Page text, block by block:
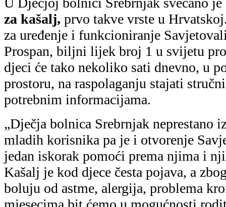
informacije i savjete.
Zahvaljujemo brandu Prospan i tvrtki
na našem tržištu, što podupiru naše
poboljšamo medicinsku skrb za male
zamjenica ravnatelja Dječje bolnice
Mirjana Turkalj, dr.med.
Tvrtka Salveo d.o.o. putem društveno
odgovara na potrebe zajednice u kojoj
uređenju Savjetovališta za kašalj